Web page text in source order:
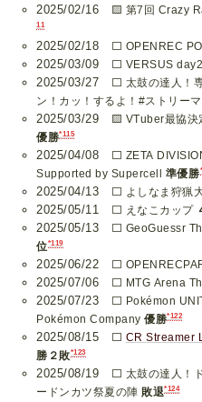
2025/02/16 🟨 第7回 Crazy
11
2025/02/18 ⬜ OPENREC
2025/03/09 ⬜ VERSUS day2
2025/03/27
⬜ 太鼓の達人！
ン！カッ！するよ！#ストリー
2025/03/29
🟨 VTuber最協
優勝*115
2025/04/08
⬜ ZETA
Supported by Supercell 準優勝
2025/04/13 ⬜ よしなま狩猟
2025/05/11 ⬜ えなこカップ
2025/05/13 ⬜ GeoGuessr
位*119
2025/06/22 ⬜
2025/07/06 ⬜ MTG Arena
2025/07/23
⬜ Pokémon
Pokémon Company優勝*122
2025/08/15 ⬜ CR Streamer
勝２敗*123
2025/08/19
⬜ 太鼓の達人！
ードンカツ祭夏の陣 敗退*124